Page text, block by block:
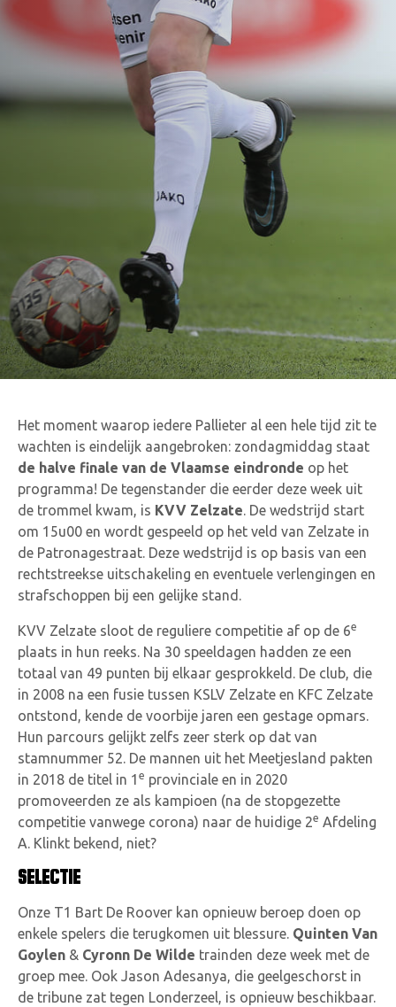
Het moment waarop iedere Pallieter al een hele tijd zit te
wachten is eindelijk aangebroken: zondagmiddag staat
de halve finale van de Vlaamse eindronde op het
programma! De tegenstander die eerder deze week uit
de trommel kwam, is KVV Zelzate. De wedstrijd start
om 15u00 en wordt gespeeld op het veld van Zelzate in
de Patronagestraat. Deze wedstrijd is op basis van een
rechtstreekse uitschakeling en eventuele verlengingen en
strafschoppen bij een gelijke stand.
KVV Zelzate sloot de reguliere competitie af op de 6e
plaats in hun reeks. Na 30 speeldagen hadden ze een
totaal van 49 punten bij elkaar gesprokkeld. De club, die
in 2008 na een fusie tussen KSLV Zelzate en KFC Zelzate
ontstond, kende de voorbije jaren een gestage opmars.
Hun parcours gelijkt zelfs zeer sterk op dat van
stamnummer 52. De mannen uit het Meetjesland pakten
in 2018 de titel in 1 e provinciale en in 2020
promoveerden ze als kampioen (na de stopgezette
competitie vanwege corona) naar de huidige 2e Afdeling
A. Klinkt bekend, niet?
SELECTIE
Onze T1 Bart De Roover kan opnieuw beroep doen op
enkele spelers die terugkomen uit blessure. Quinten Van
Goylen & Cyronn De Wilde trainden deze week met de
groep mee. Ook Jason Adesanya, die geelgeschorst in
de tribune zat tegen Londerzeel, is opnieuw beschikbaar.